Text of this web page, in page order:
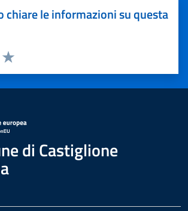
chiare le informazioni su questa
Valuta 5 stelle su 5
4 stelle su 5
stelle su 5
su 5
5
di Castiglione